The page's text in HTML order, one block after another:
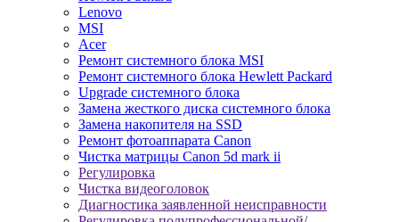
Lenovo
MSI
Acer
Ремонт системного блока MSI
Ремонт системного блока Hewlett Packard
Upgrade системного блока
Замена жесткого диска системного блока
Замена накопителя на SSD
Ремонт фотоаппарата Canon
Чистка матрицы Canon 5d mark ii
Регулировка
Чистка видеоголовок
Диагностика заявленной неисправности